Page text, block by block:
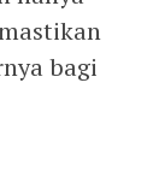
bagi